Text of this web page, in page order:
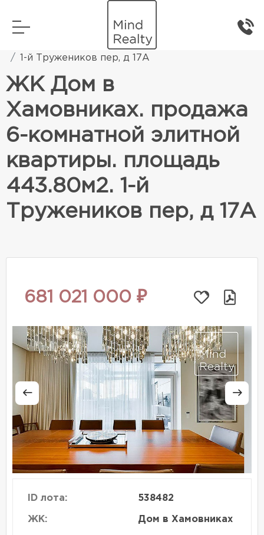
Элитная жилая недвижимость
1-й Тружеников пер, д 17А
ЖК Дом в
Хамовниках. продажа
6-комнатной элитной
квартиры. площадь
443.80м2. 1-й
Тружеников пер, д 17А
681 021 000 ₽
ID лота: 538482
ЖК: Дом в Хамовниках